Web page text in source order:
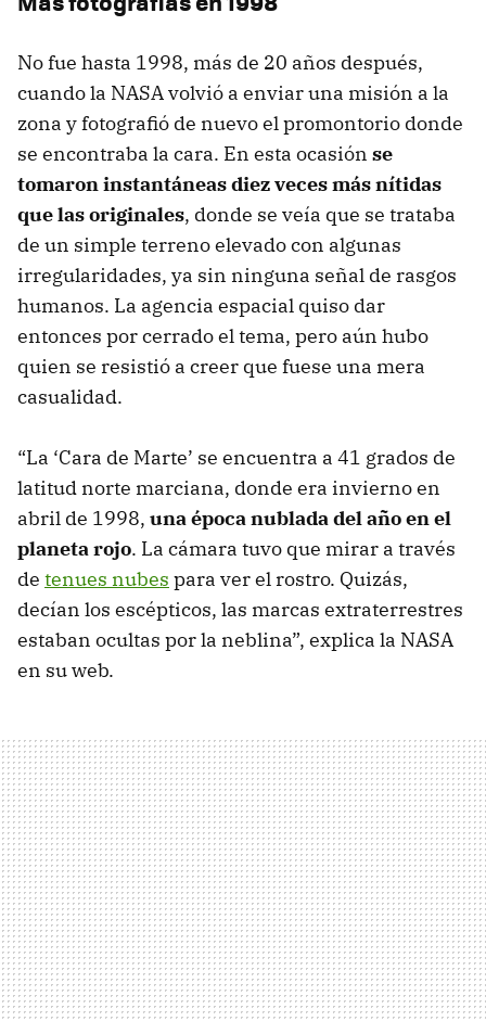
No fue hasta 1998, más de 20 años después,
cuando la NASA volvió a enviar una misión a la
zona y fotografió de nuevo el promontorio donde
se encontraba la cara. En esta ocasión se
tomaron instantáneas diez veces más nítidas
que las originales, donde se veía que se trataba
de un simple terreno elevado con algunas
irregularidades, ya sin ninguna señal de rasgos
humanos. La agencia espacial quiso dar
entonces por cerrado el tema, pero aún hubo
quien se resistió a creer que fuese una mera
casualidad.
“La ‘Cara de Marte’ se encuentra a 41 grados de
latitud norte marciana, donde era invierno en
abril de 1998, una época nublada del año en el
planeta rojo. La cámara tuvo que mirar a través
de tenues nubes para ver el rostro. Quizás,
decían los escépticos, las marcas extraterrestres
estaban ocultas por la neblina”, explica la NASA
en su web.